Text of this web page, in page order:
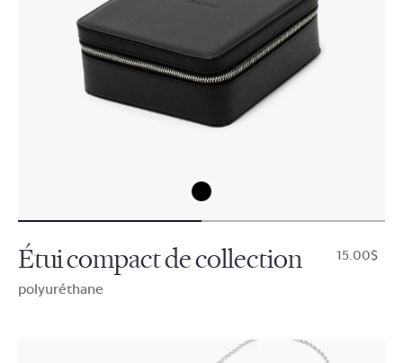
Étui compact de collection
polyuréthane
$15.00